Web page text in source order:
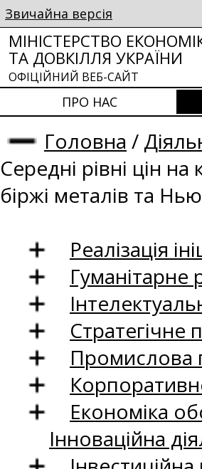
Звичайна версія
МІНІСТЕРСТВО
ТА ДОВКІЛЛЯ УКРАЇНИ
ОФІЦІЙНИЙ ВЕБ-САЙТ
ПРО НАС
Головна /
Середні рівні цін
біржі металів та
Реалізація
Гуманітарне
Стратегічне
Промислова
Економіка
Інноваційна